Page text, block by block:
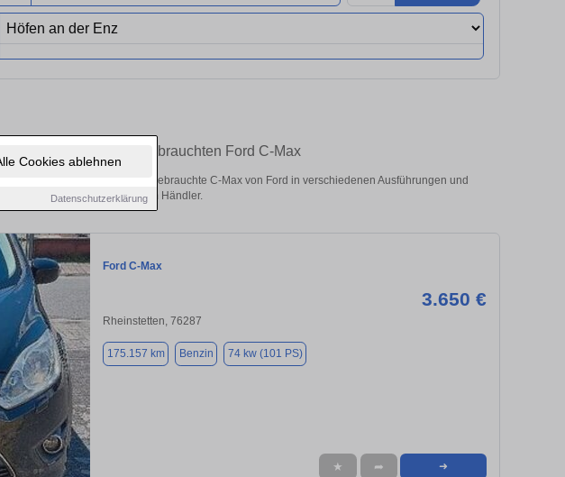
Cookies ablehnen
Datenschutzerklärung
an der Enz Ihren gebrauchten Ford C-Max
Entdecken Sie gebrauchte C-Max von Ford in verschiedenen Ausführungen und
Preisklassen von privat und vom Händler.
Ford C-Max
3.650 €
Rheinstetten, 76287
175.157 km Benzin 74 kw (101 PS)
★ ➦ ➜